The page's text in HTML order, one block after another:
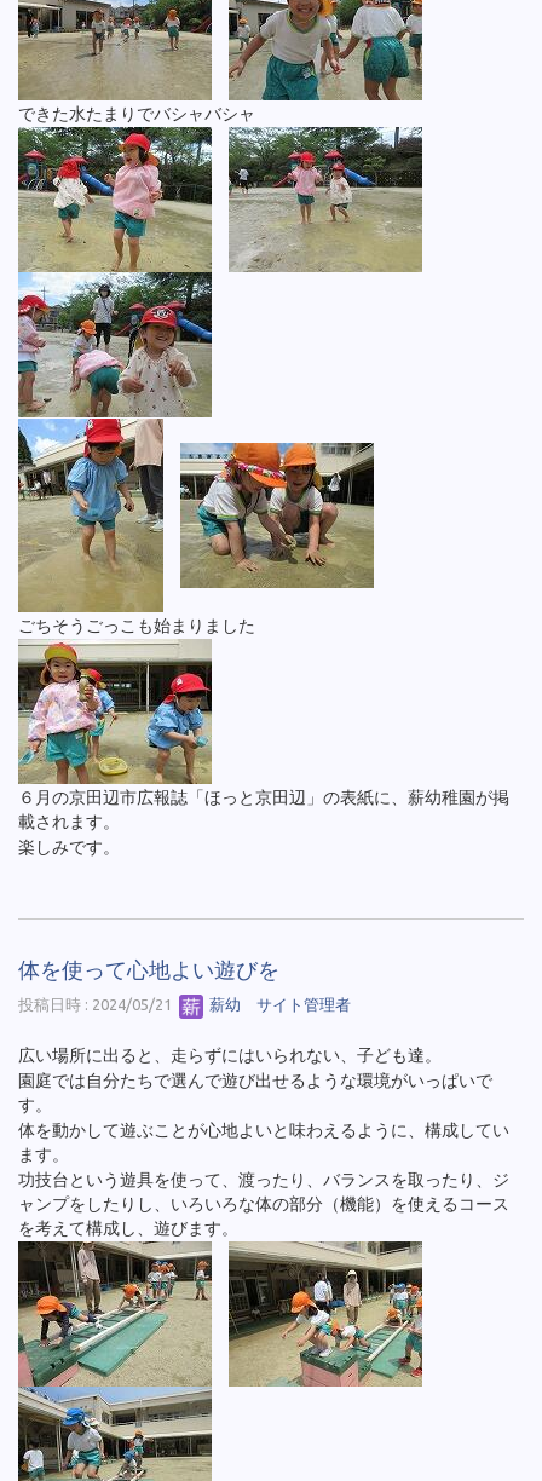
できた水たまりでバシャバシャ
ごちそうごっこも始まりました
６月の京田辺市広報誌「ほっと京田辺」の表紙に、薪幼稚園が掲
載されます。
楽しみです。
体を使って心地よい遊びを
投稿日時 : 2024/05/21 薪幼 サイト管理者
広い場所に出ると、走らずにはいられない、子ども達。
園庭では自分たちで選んで遊び出せるような環境がいっぱいで
す。
体を動かして遊ぶことが心地よいと味わえるように、構成してい
ます。
功技台という遊具を使って、渡ったり、バランスを取ったり、ジ
ャンプをしたりし、いろいろな体の部分（機能）を使えるコース
を考えて構成し、遊びます。